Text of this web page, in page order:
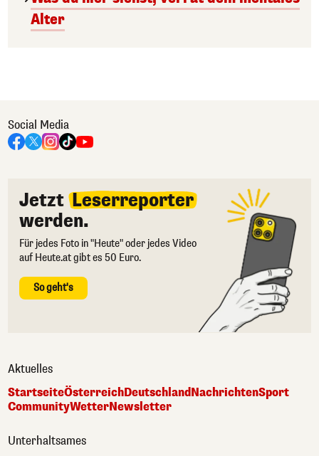
Alter
Social Media
Jetzt Leserreporter
werden.
Für jedes Foto in "Heute" oder jedes Video
auf Heute.at gibt es 50 Euro.
So geht's
Aktuelles
StartseiteÖsterreichDeutschlandNachrichtenSport
CommunityWetterNewsletter
Unterhaltsames